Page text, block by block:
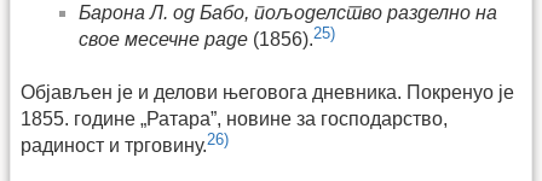
Барона Л. од Бабо, пољоделство разделно на
свое месечне раде (1856).25)
Објављен је и делови његовога дневника. Покренуо је
1855. године „Ратара”, новине за господарство,
радиност и трговину.26)